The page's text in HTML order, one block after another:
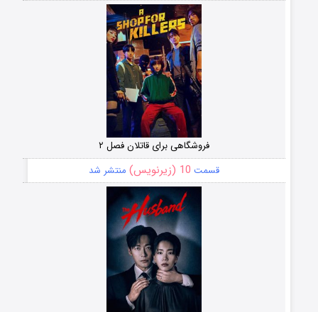
فروشگاهی برای قاتلان فصل ۲
قسمت 10 (زیرنویس) منتشر شد